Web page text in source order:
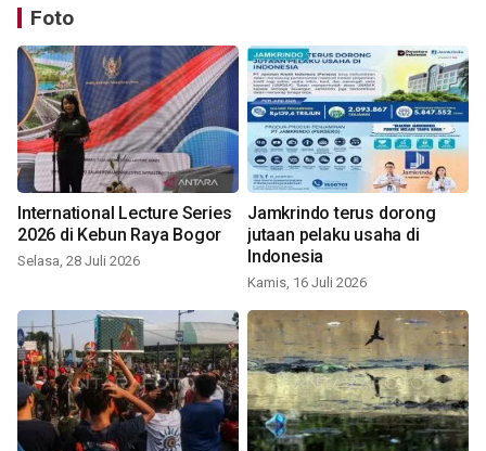
Foto
International Lecture Series
2026 di Kebun Raya Bogor
Selasa, 28 Juli 2026
Jamkrindo terus dorong
jutaan pelaku usaha di
Indonesia
Kamis, 16 Juli 2026